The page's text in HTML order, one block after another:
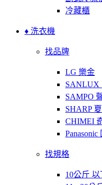
冷藏櫃
♦ 洗衣機
找品牌
LG 樂金
SANLUX
SAMPO
SHARP
CHIMEI
Panasonic
找規格
10公斤 以